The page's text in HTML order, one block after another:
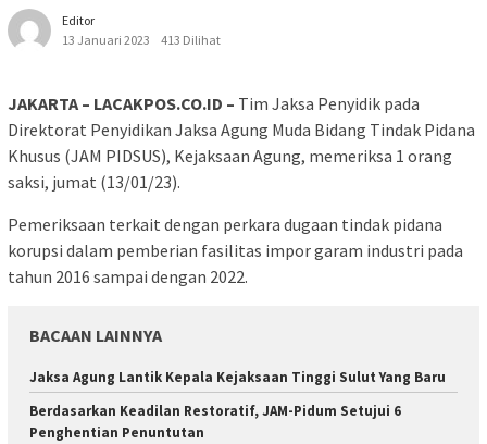
Editor
13 Januari 2023
413 Dilihat
JAKARTA – LACAKPOS.CO.ID – Tim Jaksa Penyidik pada
Direktorat Penyidikan Jaksa Agung Muda Bidang Tindak Pidana
Khusus (JAM PIDSUS), Kejaksaan Agung, memeriksa 1 orang
saksi, jumat (13/01/23).
Pemeriksaan terkait dengan perkara dugaan tindak pidana
korupsi dalam pemberian fasilitas impor garam industri pada
tahun 2016 sampai dengan 2022.
BACAAN LAINNYA
Jaksa Agung Lantik Kepala Kejaksaan Tinggi Sulut Yang Baru
Berdasarkan Keadilan Restoratif, JAM-Pidum Setujui 6
Penghentian Penuntutan